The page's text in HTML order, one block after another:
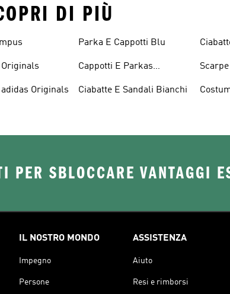
DI PIÙ
Originals
Parka E Cappotti Blu
Cappotti E Parkas
Ciabatte E Sandali Bianchi
SBLOCCARE VANTAGGI
IL NOSTRO MONDO
Impegno
Persone
ASSISTENZA
Aiuto
Resi e rimborsi